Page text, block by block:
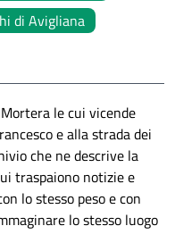
di Avigliana
le cui vicende
e alla strada dei
che ne descrive la
traspaiono notizie e
lo stesso peso e con
lo stesso luogo